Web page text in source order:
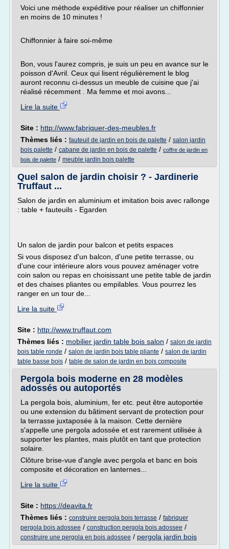
Voici une méthode expéditive pour réaliser un chiffonnier
en moins de 10 minutes !
Chiffonnier à faire soi-même
Bon, vous l'aurez compris, je suis un peu en avance sur le
poisson d'Avril. Ceux qui lisent régulièrement le blog
auront reconnu ci-dessus un meuble de cuisine que j'ai
réalisé récemment . Ma femme et moi avons...
Lire la suite
Site : http://www.fabriquer-des-meubles.fr
Thèmes liés : fauteuil de jardin en bois de palette / salon jardin
bois palette / cabane de jardin en bois de palette / coffre de jardin en
bois de palette / meuble jardin bois palette
Quel salon de jardin choisir ? - Jardinerie
Truffaut ...
Salon de jardin en aluminium et imitation bois avec rallonge
: table + fauteuils - Egarden
Un salon de jardin pour balcon et petits espaces
Si vous disposez d'un balcon, d'une petite terrasse, ou
d'une cour intérieure alors vous pouvez aménager votre
coin salon ou repas en choisissant une petite table de jardin
et des chaises pliantes ou empilables. Vous pourrez les
ranger en un tour de...
Lire la suite
Site : http://www.truffaut.com
Thèmes liés : mobilier jardin table bois salon / salon de jardin
bois table ronde / salon de jardin bois table pliante / salon de jardin
table basse bois / table de salon de jardin en bois composite
Pergola bois moderne en 28 modèles
adossés ou autoportés
La pergola bois, aluminium, fer etc. peut être autoportée
ou une extension du bâtiment servant de protection pour
la terrasse juxtaposée à la maison. Cette dernière
s'appelle une pergola adossée et est rarement utilisée à
supporter les plantes, mais plutôt en tant que protection
solaire.
Clôture brise-vue d'angle avec pergola et banc en bois
composite et décoration en lanternes...
Lire la suite
Site : https://deavita.fr
Thèmes liés : construire pergola bois terrasse / fabriquer
pergola bois adossee / construction pergola bois adossee /
construire une pergola en bois adossee / pergola jardin bois